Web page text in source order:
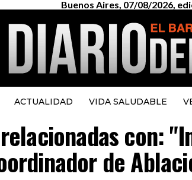
Buenos Aires, 07/08/2026,
ACTUALIDAD VIDA SALUDABLE
con:
de